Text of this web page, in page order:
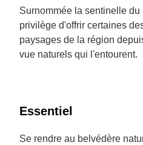
Surnommée la sentinelle
privilège d'offrir certaines
paysages de la région
vue naturels qui l'entourent.
Essentiel
Se rendre au belvédère